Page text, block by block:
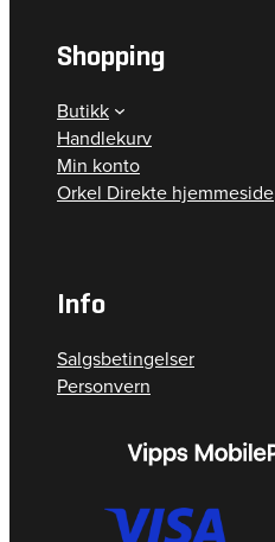
Shopping
Butikk
Handlekurv
Min konto
Orkel Direkte hjemmeside
Info
Salgsbetingelser
Personvern